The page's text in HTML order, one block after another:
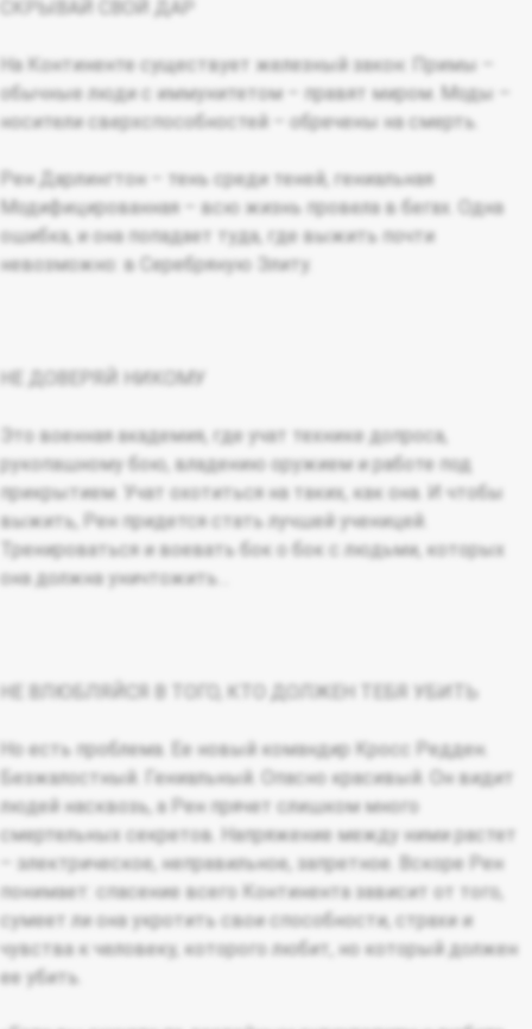
СКРЫВАЙ СВОЙ ДАР
На Континенте существует железный закон: Примы –
обычные люди с иммунитетом – правят миром. Моды –
носители сверхспособностей – обречены на смерть.
Рен Дарлингтон – тень среди теней, гениальная
Модифицированная – всю жизнь провела в бегах. Одна
ошибка, и она попадает туда, где выжить почти
невозможно: в Серебряную Элиту.
НЕ ДОВЕРЯЙ НИКОМУ
Это военная академия, где учат технике допроса,
рукопашному бою, владению оружием и работе под
прикрытием. Учат охотиться на таких, как она. И чтобы
выжить, Рен придется стать лучшей ученицей.
Тренироваться и воевать бок о бок с людьми, которых
она должна уничтожить…
НЕ ВЛЮБЛЯЙСЯ В ТОГО, КТО ДОЛЖЕН ТЕБЯ УБИТЬ
Но есть проблема. Ее новый командир Кросс Редден.
Безжалостный. Гениальный. Опасно красивый. Он видит
людей насквозь, а Рен прячет слишком много
смертельных секретов. Напряжение между ними растет
– электрическое, неправильное, запретное. Вскоре Рен
понимает: спасение всего Континента зависит от того,
сумеет ли она укротить свои способности, страхи и
чувства к человеку, которого любит, но который должен
ее убить.